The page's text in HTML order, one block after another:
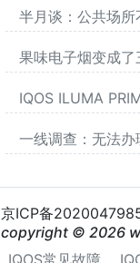
半月谈：公共场
果味电子烟变成
IQOS ILUMA
一线调查：无法
京ICP备
copyright © 2026
IQOS常见故障